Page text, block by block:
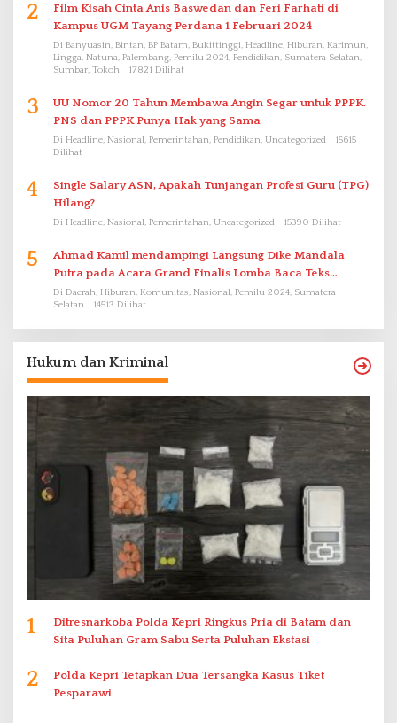
2
Film Kisah Cinta Anis Baswedan dan Feri Farhati di
Kampus UGM Tayang Perdana 1 Februari 2024
Di Banyuasin, Bintan, BP Batam, Bukittinggi, Headline, Hiburan, Karimun,
Lingga, Natuna, Palembang, Pemilu 2024, Pendidikan, Sumatera Selatan,
Sumbar, Tokoh
17821 Dilihat
3
UU Nomor 20 Tahun Membawa Angin Segar untuk PPPK.
PNS dan PPPK Punya Hak yang Sama
Di Headline, Nasional, Pemerintahan, Pendidikan, Uncategorized
15615
Dilihat
4
Single Salary ASN, Apakah Tunjangan Profesi Guru (TPG)
Hilang?
Di Headline, Nasional, Pemerintahan, Uncategorized 15390 Dilihat
5
Ahmad Kamil mendampingi Langsung Dike Mandala
Putra pada Acara Grand Finalis Lomba Baca Teks
Proklamasi Mirip Bung Karno di Bali
Di Daerah, Hiburan, Komunitas, Nasional, Pemilu 2024, Sumatera
Selatan
14513 Dilihat
Hukum dan Kriminal
1
Ditresnarkoba Polda Kepri Ringkus Pria di Batam dan
Sita Puluhan Gram Sabu Serta Puluhan Ekstasi
2
Polda Kepri Tetapkan Dua Tersangka Kasus Tiket
Pesparawi